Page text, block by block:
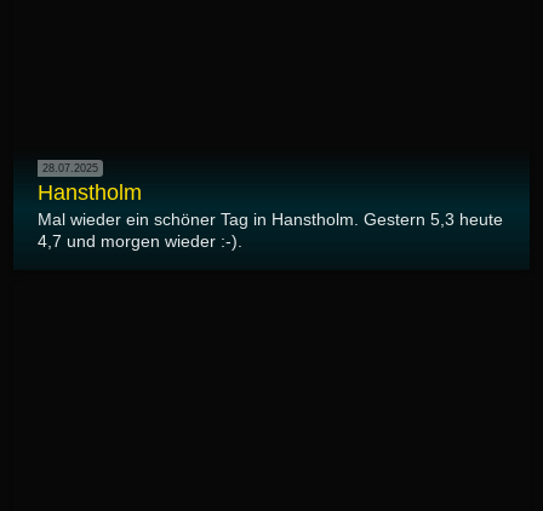
28.07.2025
Hanstholm
Mal wieder ein schöner Tag in Hanstholm. Gestern 5,3 heute
4,7 und morgen wieder :-).